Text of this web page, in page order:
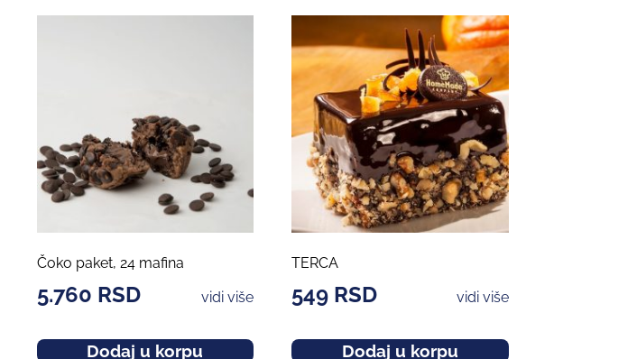
Čoko paket, 24 mafina
5.760 RSD vidi više
Dodaj u korpu
TERCA
549 RSD vidi više
Dodaj u korpu